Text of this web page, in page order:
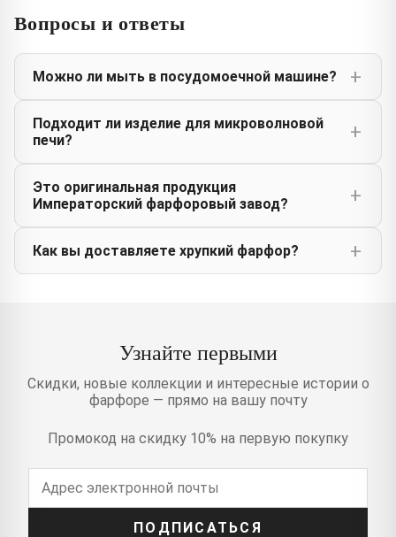
Вопросы и ответы
Можно ли мыть в посудомоечной машине?
Подходит ли изделие для микроволновой
печи?
Это оригинальная продукция
Императорский фарфоровый завод?
Как вы доставляете хрупкий фарфор?
Узнайте первыми
Скидки, новые коллекции и интересные истории о
фарфоре — прямо на вашу почту
Промокод на скидку 10% на первую покупку
ПОДПИСАТЬСЯ